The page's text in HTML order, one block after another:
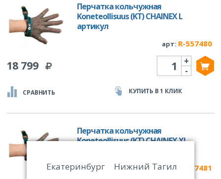
Перчатка кольчужная
Koneteollisuus (KT) CHAINEX L
артикул
арт: R-557480
18 799 Количество
-
+
СРАВНИТЬ КУПИТЬ В 1 КЛИК
Перчатка кольчужная
Koneteollisuus (KT) CHAINEX XL
арт: R-557481
Екатеринбург
Нижний Тагил